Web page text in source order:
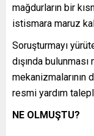
mağdurların bir
istismara maruz
Soruşturmayı
dışında
resmi yardım
NE OLMUŞTU?